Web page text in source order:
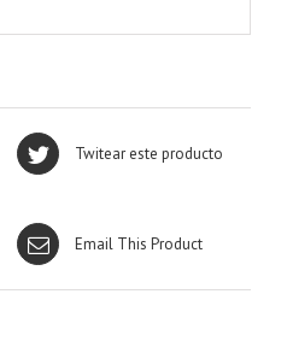
Twitear este producto
Email This Product